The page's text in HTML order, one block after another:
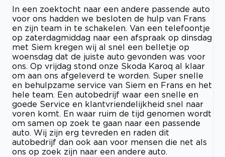
In een zoektocht naar een andere passende auto
voor ons hadden we besloten de hulp van Frans
en zijn team in te schakelen. Van een telefoontje
op zaterdagmiddag naar een afspraak op dinsdag
met Siem kregen wij al snel een belletje op
woensdag dat de juiste auto gevonden was voor
ons. Op vrijdag stond onze Skoda Karoq al klaar
om aan ons afgeleverd te worden. Super snelle
en behulpzame service van Siem en Frans en het
hele team. Een autobedrijf waar een snelle en
goede Service en klantvriendelijkheid snel naar
voren komt. En waar ruim de tijd genomen wordt
om samen op zoek te gaan naar een passende
auto. Wij zijn erg tevreden en raden dit
autobedrijf dan ook aan voor mensen die net als
ons op zoek zijn naar een andere auto.